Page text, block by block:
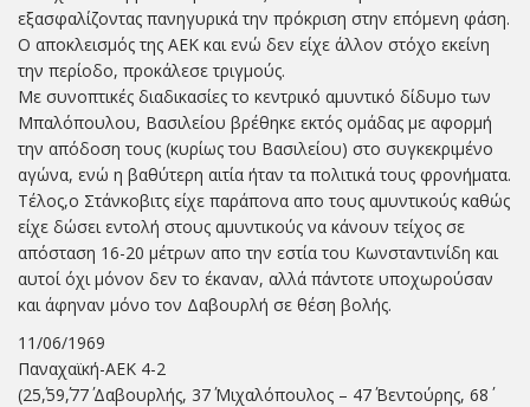
εξασφαλίζοντας πανηγυρικά την πρόκριση στην επόμενη φάση.
Ο αποκλεισμός της ΑΕΚ και ενώ δεν είχε άλλον στόχο εκείνη
την περίοδο, προκάλεσε τριγμούς.
Με συνοπτικές διαδικασίες το κεντρικό αμυντικό δίδυμο των
Μπαλόπουλου, Βασιλείου βρέθηκε εκτός ομάδας με αφορμή
την απόδοση τους (κυρίως του Βασιλείου) στο συγκεκριμένο
αγώνα, ενώ η βαθύτερη αιτία ήταν τα πολιτικά τους φρονήματα.
Τέλος,ο Στάνκοβιτς είχε παράπονα απο τους αμυντικούς καθώς
είχε δώσει εντολή στους αμυντικούς να κάνουν τείχος σε
απόσταση 16-20 μέτρων απο την εστία του Κωνσταντινίδη και
αυτοί όχι μόνον δεν το έκαναν, αλλά πάντοτε υποχωρούσαν
και άφηναν μόνο τον Δαβουρλή σε θέση βολής.
11/06/1969
Παναχαϊκή-ΑΕΚ 4-2
(25΄,59΄,77΄ Δαβουρλής, 37΄ Μιχαλόπουλος – 47΄ Βεντούρης, 68΄